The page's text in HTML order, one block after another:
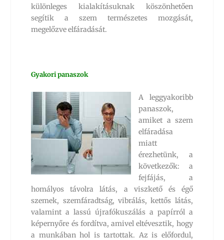
különleges kialakításuknak köszönhetően
segítik a szem természetes mozgását,
megelőzve elfáradását.
Gyakori panaszok
A leggyakoribb
panaszok,
amiket a szem
elfáradása
miatt
érezhetünk, a
következők: a
fejfájás, a
homályos távolra látás, a viszkető és égő
szemek, szemfáradtság, vibrálás, kettős látás,
valamint a lassú újrafókuszálás a papírról a
képernyőre és fordítva, amivel eltévesztik, hogy
a munkában hol is tartottak. Az is előfordul,